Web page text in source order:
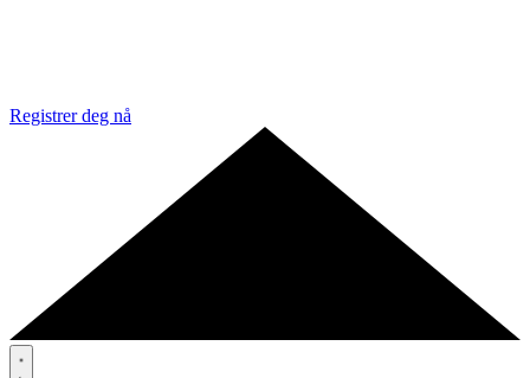
Registrer deg nå